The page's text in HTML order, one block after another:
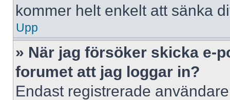
kommer helt enkelt att sänka
Upp
» När jag försöker skicka e-
forumet att jag loggar in?
Endast registrerade